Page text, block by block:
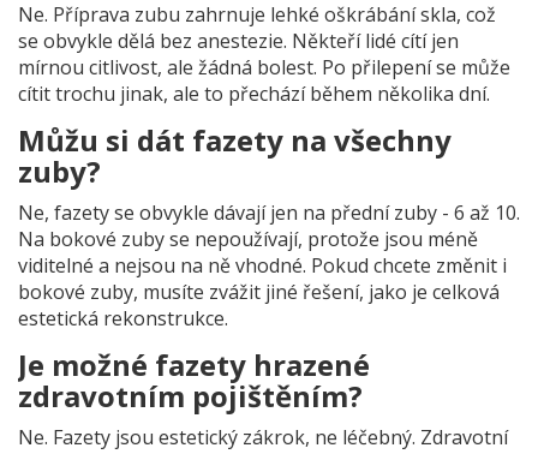
Ne. Příprava zubu zahrnuje lehké oškrábání skla, což
se obvykle dělá bez anestezie. Někteří lidé cítí jen
mírnou citlivost, ale žádná bolest. Po přilepení se může
cítit trochu jinak, ale to přechází během několika dní.
Můžu si dát fazety na všechny
zuby?
Ne, fazety se obvykle dávají jen na přední zuby - 6 až 10.
Na bokové zuby se nepoužívají, protože jsou méně
viditelné a nejsou na ně vhodné. Pokud chcete změnit i
bokové zuby, musíte zvážit jiné řešení, jako je celková
estetická rekonstrukce.
Je možné fazety hrazené
zdravotním pojištěním?
Ne. Fazety jsou estetický zákrok, ne léčebný. Zdravotní